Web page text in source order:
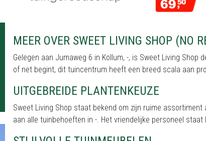
MEER OVER SWEET LIVING SHOP (NO
Gelegen aan Jumaweg 6 in Kollum, -, is Sweet Living
of net begint, dit tuincentrum heeft een breed scala aan
UITGEBREIDE PLANTENKEUZE
Sweet Living Shop staat bekend om zijn ruime assortiment
aan alle tuinbehoeften in -. Het vriendelijke personeel